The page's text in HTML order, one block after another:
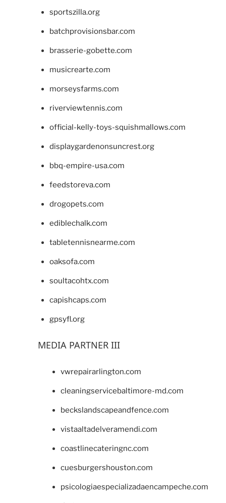
sportszilla.org
batchprovisionsbar.com
brasserie-gobette.com
musicrearte.com
morseysfarms.com
riverviewtennis.com
official-kelly-toys-squishmallows.com
displaygardenonsuncrest.org
bbq-empire-usa.com
feedstoreva.com
drogopets.com
ediblechalk.com
tabletennisnearme.com
oaksofa.com
soultacohtx.com
capishcaps.com
gpsyfl.org
MEDIA PARTNER III
vwrepairarlington.com
cleaningservicebaltimore-md.com
beckslandscapeandfence.com
vistaaltadelveramendi.com
coastlinecateringnc.com
cuesburgershouston.com
psicologiaespecializadaencampeche.com